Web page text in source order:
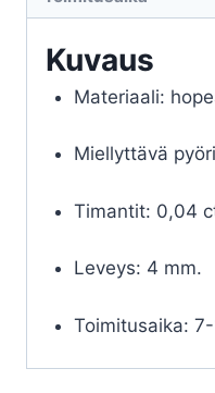
Kuvaus
Materiaali:
Miellyttävä
Timantit: 0,04
Leveys: 4 mm.
Toimitusaika: